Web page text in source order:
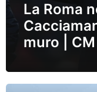
La Roma
muro | CM